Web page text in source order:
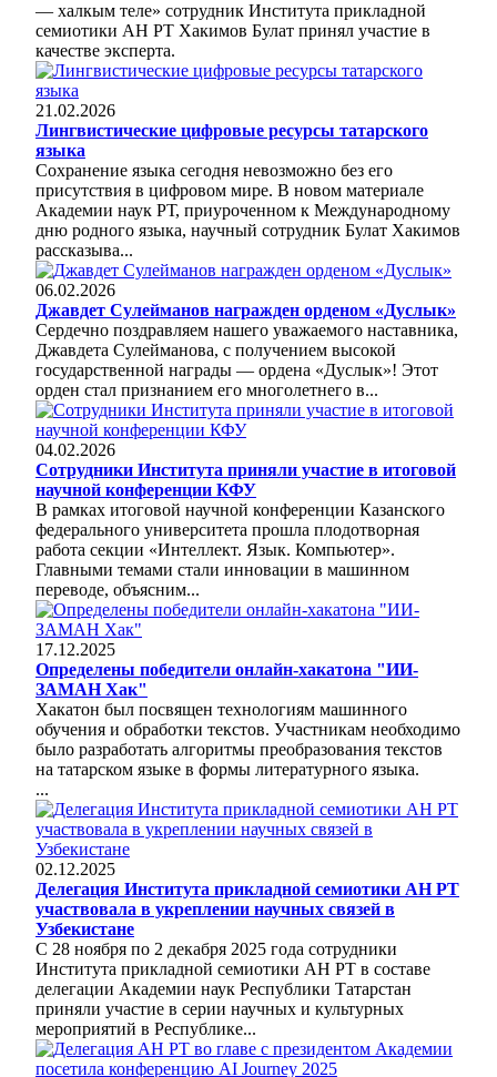
— халкым теле» сотрудник Института прикладной
семиотики АН РТ Хакимов Булат принял участие в
качестве эксперта.
21.02.2026
Лингвистические цифровые ресурсы татарского
языка
Сохранение языка сегодня невозможно без его
присутствия в цифровом мире. В новом материале
Академии наук РТ, приуроченном к Международному
дню родного языка, научный сотрудник Булат Хакимов
рассказыва...
06.02.2026
Джавдет Сулейманов награжден орденом «Дуслык»
Сердечно поздравляем нашего уважаемого наставника,
Джавдета Сулейманова, с получением высокой
государственной награды — ордена «Дуслык»! Этот
орден стал признанием его многолетнего в...
04.02.2026
Сотрудники Института приняли участие в итоговой
научной конференции КФУ
В рамках итоговой научной конференции Казанского
федерального университета прошла плодотворная
работа секции «Интеллект. Язык. Компьютер».
Главными темами стали инновации в машинном
переводе, объясним...
17.12.2025
Определены победители онлайн-хакатона "ИИ-
ЗАМАН Хак"
Хакатон был посвящен технологиям машинного
обучения и обработки текстов. Участникам необходимо
было разработать алгоритмы преобразования текстов
на татарском языке в формы литературного языка.
...
02.12.2025
Делегация Института прикладной семиотики АН РТ
участвовала в укреплении научных связей в
Узбекистане
С 28 ноября по 2 декабря 2025 года сотрудники
Института прикладной семиотики АН РТ в составе
делегации Академии наук Республики Татарстан
приняли участие в серии научных и культурных
мероприятий в Республике...